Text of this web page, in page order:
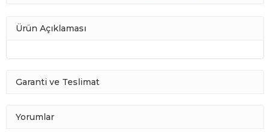
Ürün Açıklaması
Garanti ve Teslimat
Yorumlar